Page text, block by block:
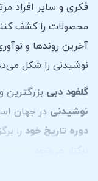
فکری و سایر افراد
محصولات را کشف
آخرین روندها و
نوشیدنی را شکل
گلفود دبی بزرگترین
نوشیدنی در جهان است که
دوره تاریخ خود را